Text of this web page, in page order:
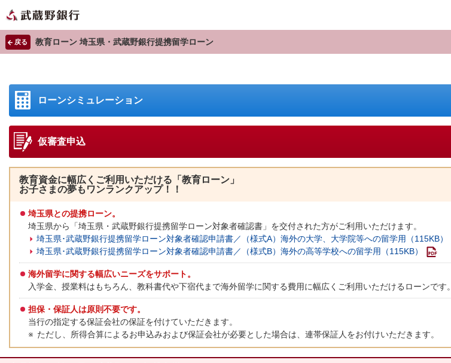
戻る 教育ローン 埼玉県・武蔵野銀行提携留学ローン
ローンシミュレーション
仮審査申込
教育資金に幅広くご利用いただける「教育ローン」
お子さまの夢もワンランクアップ！！
埼玉県との提携ローン。
埼玉県から「埼玉県・武蔵野銀行提携留学ローン対象者確認書」を交付された方がご利用いただけます。
埼玉県･武蔵野銀行提携留学ローン対象者確認申請書／（様式A）海外の大学、大学院等への留学用（115KB）
埼玉県･武蔵野銀行提携留学ローン対象者確認申請書／（様式B）海外の高等学校への留学用（115KB）
海外留学に関する幅広いニーズをサポート。
入学金、授業料はもちろん、教科書代や下宿代まで海外留学に関する費用に幅広くご利用いただけるローンです。
担保・保証人は原則不要です。
当行の指定する保証会社の保証を付けていただきます。
ただし、所得合算によるお申込みおよび保証会社が必要とした場合は、連帯保証人をお付けいただきます。